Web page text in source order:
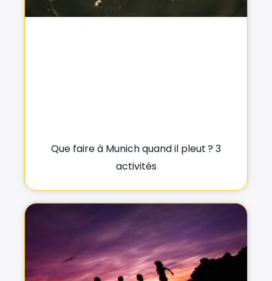
Que faire à Munich quand il pleut ? 3
activités